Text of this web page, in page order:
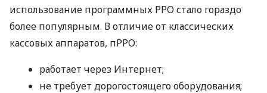
использование программных РРО стало гораздо
более популярным. В отличие от классических
кассовых аппаратов, пРРО:
работает через Интернет;
не требует дорогостоящего оборудования;